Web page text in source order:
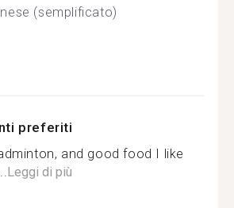
(semplificato)
preferiti
and good food I like
Leggi di più